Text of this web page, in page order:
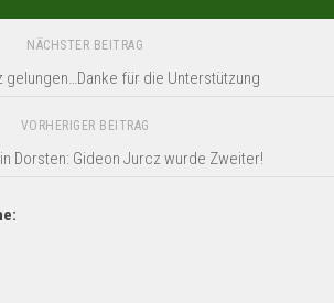
NÄCHSTER BEITRAG
gelungen…Danke für die Unterstützung
VORHERIGER BEITRAG
Dorsten: Gideon Jurcz wurde Zweiter!